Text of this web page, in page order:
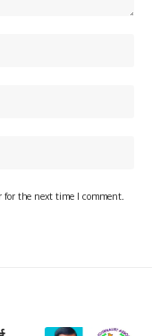
for the next time I comment.